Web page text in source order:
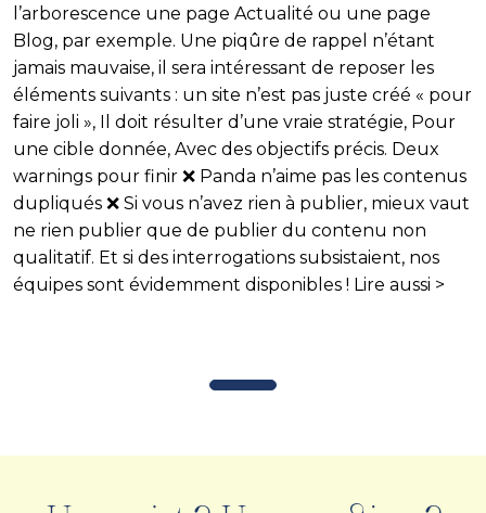
l’arborescence une page Actualité ou une page
Blog, par exemple. Une piqûre de rappel n’étant
jamais mauvaise, il sera intéressant de reposer les
éléments suivants : un site n’est pas juste créé « pour
faire joli », Il doit résulter d’une vraie stratégie, Pour
une cible donnée, Avec des objectifs précis. Deux
warnings pour finir ❌ Panda n’aime pas les contenus
dupliqués ❌ Si vous n’avez rien à publier, mieux vaut
ne rien publier que de publier du contenu non
qualitatif. Et si des interrogations subsistaient, nos
équipes sont évidemment disponibles ! Lire aussi >